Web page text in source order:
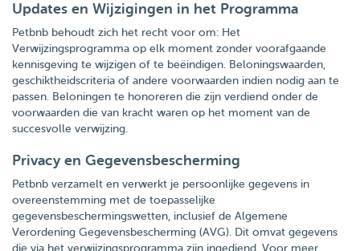
Updates en Wijzigingen in het Programma
Petbnb behoudt zich het recht voor om: Het
Verwijzingsprogramma op elk moment zonder voorafgaande
kennisgeving te wijzigen of te beëindigen. Beloningswaarden,
geschiktheidscriteria of andere voorwaarden indien nodig aan te
passen. Beloningen te honoreren die zijn verdiend onder de
voorwaarden die van kracht waren op het moment van de
succesvolle verwijzing.
Privacy en Gegevensbescherming
Petbnb verzamelt en verwerkt je persoonlijke gegevens in
overeenstemming met de toepasselijke
gegevensbeschermingswetten, inclusief de Algemene
Verordening Gegevensbescherming (AVG). Dit omvat gegevens
die via het verwijzingsprogramma zijn ingediend. Voor meer